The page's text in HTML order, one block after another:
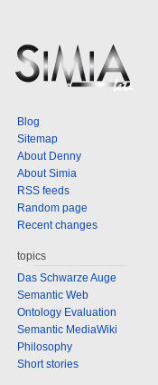
Blog
Sitemap
About Denny
About Simia
RSS feeds
Random page
Recent changes
topics
Das Schwarze Auge
Semantic Web
Ontology Evaluation
Semantic MediaWiki
Philosophy
Short stories